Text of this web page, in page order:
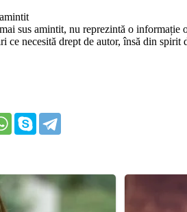
sus amintit, nu reprezintă o
necesită drept de autor, însă din spirit